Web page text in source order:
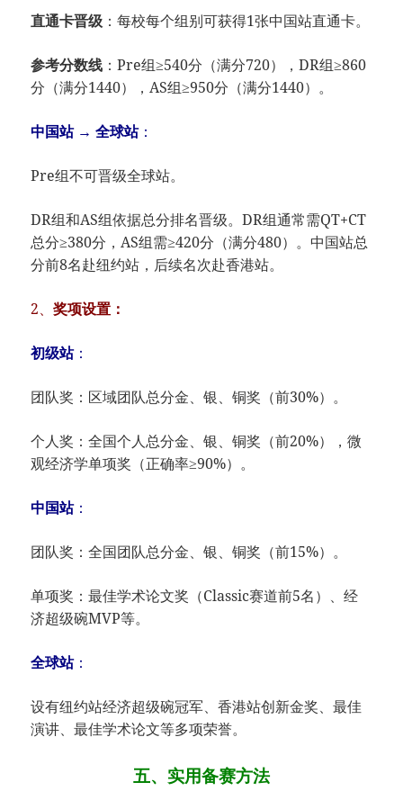
直通卡晋级​ ​：每校每个组别可获得1张中国站直通卡。
参考分数线​ ​：Pre组≥540分（满分720），DR组≥860
分（满分1440），AS组≥950分（满分1440）。
中国站 → 全球站​​：
Pre组不可晋级全球站。
DR组和AS组依据总分排名晋级。DR组通常需QT+CT
总分≥380分，AS组需≥420分（满分480）。中国站总
分前8名赴纽约站，后续名次赴香港站。
2、​​奖项设置：​
初级站​​：
团队奖：区域团队总分金、银、铜奖（前30%）。
个人奖：全国个人总分金、银、铜奖（前20%），微
观经济学单项奖（正确率≥90%）。
中国站​​：
团队奖：全国团队总分金、银、铜奖（前15%）。
单项奖：最佳学术论文奖（Classic赛道前5名）、经
济超级碗MVP等。
全球站​​：
设有纽约站经济超级碗冠军、香港站创新金奖、最佳
演讲、最佳学术论文等多项荣誉。
五、实用备赛方法